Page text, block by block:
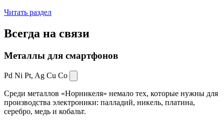
Читать раздел
Всегда на связи
Металлы для смартфонов
Pd Ni Pt, Ag Cu Co
Среди металлов «Норникеля» немало тех, которые нужны для
производства электроники: палладий, никель, платина,
серебро, медь и кобальт.